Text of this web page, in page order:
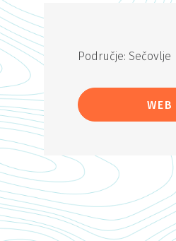
Područje: Sečovlje